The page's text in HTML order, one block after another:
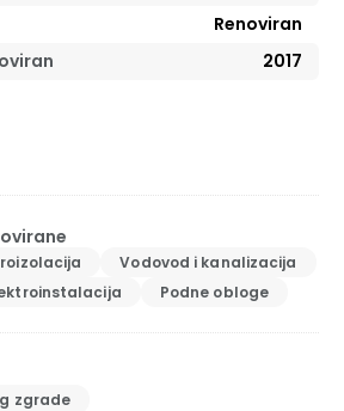
Renoviran
2017
Vodovod i kanalizacija
Podne obloge
zgrade